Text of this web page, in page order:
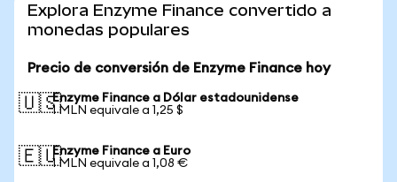
Explora Enzyme Finance convertido a
monedas populares
Precio de conversión de Enzyme Finance hoy
🇺🇸Enzyme Finance a Dólar estadounidense
1 MLN equivale a 1,25 $
🇪🇺Enzyme Finance a Euro
1 MLN equivale a 1,08 €